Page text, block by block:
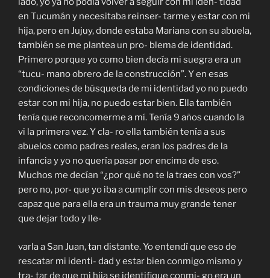
en Tucumán y necesitaba reinser- tarme y estar con mi
hija, pero en Jujuy, donde estaba Mariana con su abuela,
también se me plantea un pro- blema de identidad.
Primero porque yo como bien decía mi suegra era un
“tucu- mano obrero de la construcción”. Y en esas
condiciones de búsqueda de mi identidad yo no puedo
estar con mi hija, no puedo estar bien. Ella también
tenía que reconcomerme a mí. Tenía 9 años cuando la
vi la primera vez. Y cla- ro ella también tenía a sus
abuelos como padres reales, eran los padres de la
infancia y yo no quería pasar por encima de eso.
Muchos me decían “¿por qué no te la traes con vos?”
pero no, por- que yo iba a cumplir con mis deseos pero
capaz que para ella era un trauma muy grande tener
que dejar todo y lle-
varla a San Juan, tan distante. Yo entendí que eso de
rescatar mi identi- dad y estar bien conmigo mismo y
tra- tar de que mi hija se identifique conmi- go era un